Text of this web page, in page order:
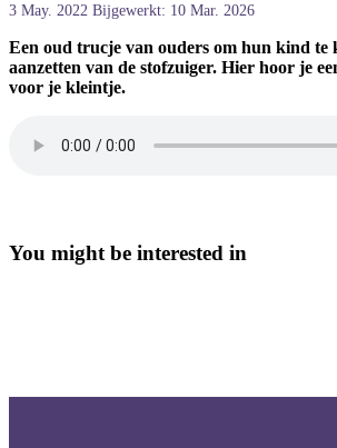
3 May. 2022 Bijgewerkt: 10 Mar. 2026
Een oud trucje van ouders om hun kind te
aanzetten van de stofzuiger. Hier hoor je
voor je kleintje.
You might be interested in